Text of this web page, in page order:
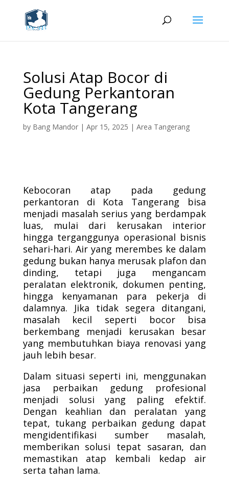
Solusi Atap Bocor di
Gedung Perkantoran
Kota Tangerang
by Bang Mandor| Apr 15, 2025 | Area Tangerang
Kebocoran atap pada gedung
perkantoran di Kota Tangerang bisa
menjadi masalah serius yang berdampak
luas, mulai dari kerusakan interior
hingga terganggunya operasional bisnis
sehari-hari. Air yang merembes ke dalam
gedung bukan hanya merusak plafon dan
dinding, tetapi juga mengancam
peralatan elektronik, dokumen penting,
hingga kenyamanan para pekerja di
dalamnya. Jika tidak segera ditangani,
masalah kecil seperti bocor bisa
berkembang menjadi kerusakan besar
yang membutuhkan biaya renovasi yang
jauh lebih besar.
Dalam situasi seperti ini, menggunakan
jasa perbaikan gedung profesional
menjadi solusi yang paling efektif.
Dengan keahlian dan peralatan yang
tepat, tukang perbaikan gedung dapat
mengidentifikasi sumber masalah,
memberikan solusi tepat sasaran, dan
memastikan atap kembali kedap air
serta tahan lama.